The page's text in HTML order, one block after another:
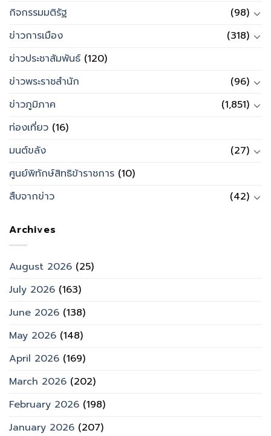
กิจกรรมมติรัฐ
(98)
ข่าวการเมือง
(318)
ข่าวประชาสัมพันธ์ (120)
ข่าวพระราชสำนัก
(96)
ข่าวภูมิภาค
(1,851)
ท่องเที่ยว (16)
มนต์ขลัง
(27)
ศูนย์พิทักษ์สิทธิข้าราชการ (10)
สืบจากข่าว
(42)
Archives
August 2026 (25)
July 2026 (163)
June 2026 (138)
May 2026 (148)
April 2026 (169)
March 2026 (202)
February 2026 (198)
January 2026 (207)